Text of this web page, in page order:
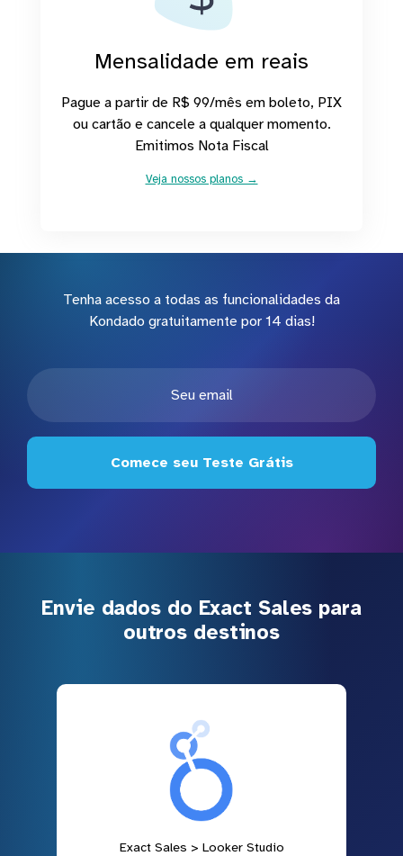
Mensalidade em reais
Pague a partir de R$ 99/mês em boleto, PIX
ou cartão e cancele a qualquer momento.
Emitimos Nota Fiscal
Veja nossos planos →
Tenha acesso a todas as funcionalidades da
Kondado gratuitamente por 14 dias!
Comece seu Teste Grátis
Envie dados do Exact Sales para
outros destinos
Exact Sales > Looker Studio